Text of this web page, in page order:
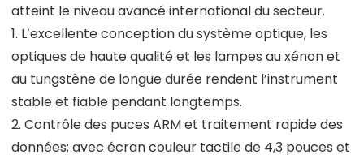
atteint le niveau avancé international du secteur.
1. L’excellente conception du système optique, les
optiques de haute qualité et les lampes au xénon et
au tungstène de longue durée rendent l’instrument
stable et fiable pendant longtemps.
2. Contrôle des puces ARM et traitement rapide des
données; avec écran couleur tactile de 4,3 pouces et